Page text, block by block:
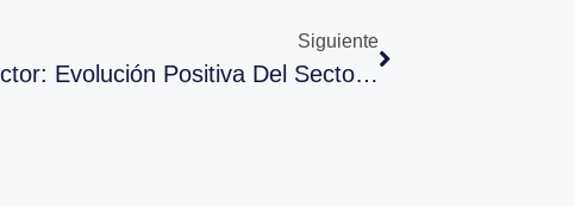
Siguiente
Conclusiones Y Retos Del Sector: Evolución Positiva Del Sector De La Posventa, Según El Observatorio Del Estado De La Opinión De Los Profesionales De La Posventa